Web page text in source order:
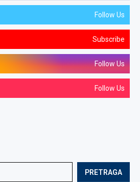
Follow Us
Subscribe
Follow Us
Follow Us
PRETRAGA